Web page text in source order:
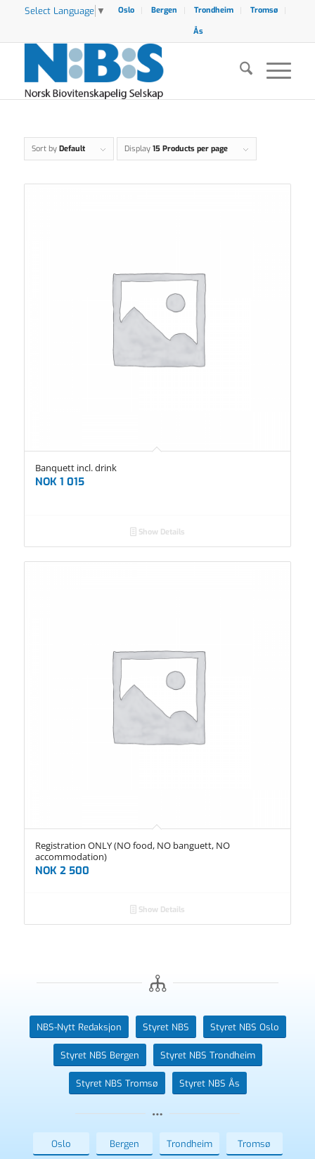
Select Language ▼ Oslo Bergen Trondheim
Tromsø
Ås
Sort by Default Display 15 Products per page
Banquett incl. drink
NOK1 015
Show Details
Registration ONLY (NO food, NO banguett, NO
accommodation)
NOK2 500
Show Details
NBS-Nytt Redaksjon Styret NBS Styret NBS Oslo
Styret NBS Bergen Styret NBS Trondheim
Styret NBS Tromsø Styret NBS Ås
Oslo Bergen Trondheim Tromsø